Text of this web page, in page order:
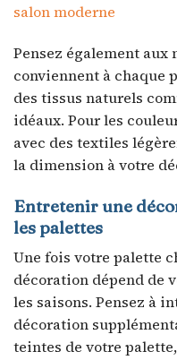
salon moderne
Pensez également
conviennent à chaque
des tissus naturels
idéaux. Pour les
avec des textiles
la dimension à votre
Entretenir une
les palettes
Une fois votre palette
décoration dépend de
les saisons. Pensez à
décoration
teintes de votre